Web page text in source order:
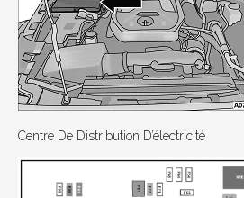
Centre De Distribution D’électricité